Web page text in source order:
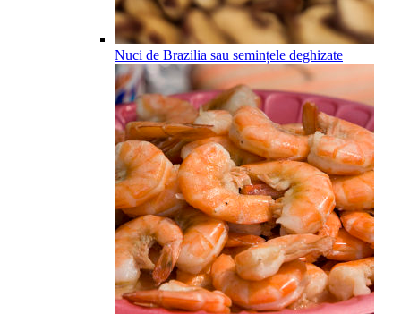
Nuci de Brazilia sau semințele deghizate